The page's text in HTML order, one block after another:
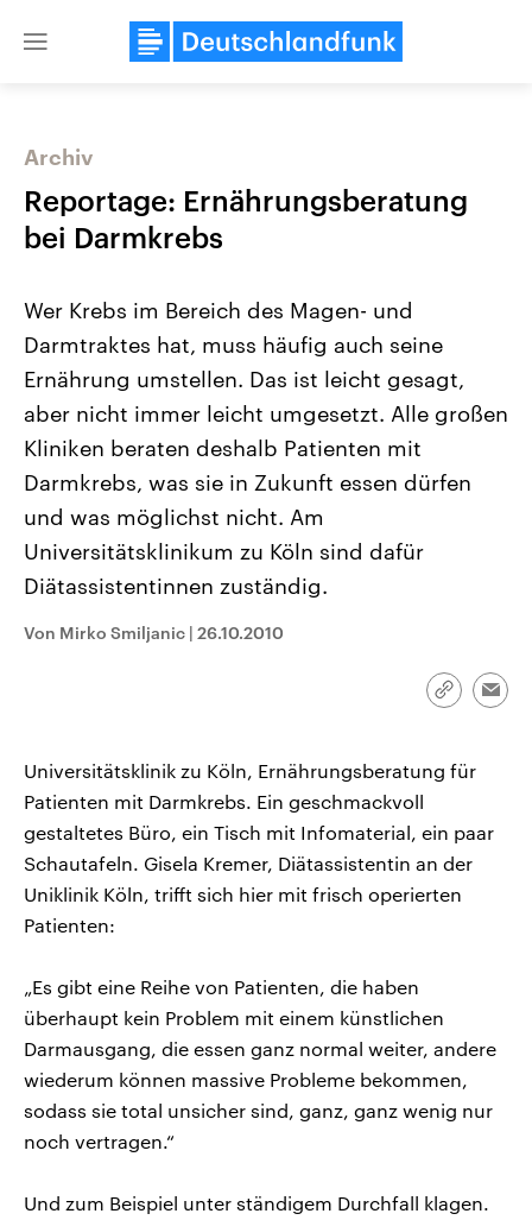
Close
Landtagswahl Sachsen-Anhalt
Alle Informationen
Sachsen-Anhalt wählt am 6.
September 2026 einen neuen
Landtag. Seit 2021 wird das
Bundesland von einer Koalition aus
CDU, SPD und FDP regiert.-
Umfragen, Prognosen,
Wahlprogramme, aktuelle Berichte
und Kandidaten der anstehenden
Wahl.
USA
Hintergründe
Wirtschaftlich und
gehören die Vereinigten
mit großem Einfluss auf
aktuelle Weltgeschehen.
Podcasts
Archiv
Reportage: Ernährungsberatung
bei Darmkrebs
Wer Krebs im Bereich des Magen- und
Darmtraktes hat, muss häufig auch seine
Ernährung umstellen. Das ist leicht gesagt,
aber nicht immer leicht umgesetzt. Alle großen
Kliniken beraten deshalb Patienten mit
Darmkrebs, was sie in Zukunft essen dürfen
und was möglichst nicht. Am
Universitätsklinikum zu Köln sind dafür
Diätassistentinnen zuständig.
Von Mirko Smiljanic | 26.10.2010
Link
Universitätsklinik zu Köln, Ernährungsberatung für
Patienten mit Darmkrebs. Ein geschmackvoll
gestaltetes Büro, ein Tisch mit Infomaterial, ein paar
Schautafeln. Gisela Kremer, Diätassistentin an der
Uniklinik Köln, trifft sich hier mit frisch operierten
Patienten:
„Es gibt eine Reihe von Patienten, die haben
überhaupt kein Problem mit einem künstlichen
Darmausgang, die essen ganz normal weiter, andere
wiederum können massive Probleme bekommen,
sodass sie total unsicher sind, ganz, ganz wenig nur
noch vertragen.“
Und zum Beispiel unter ständigem Durchfall klagen.